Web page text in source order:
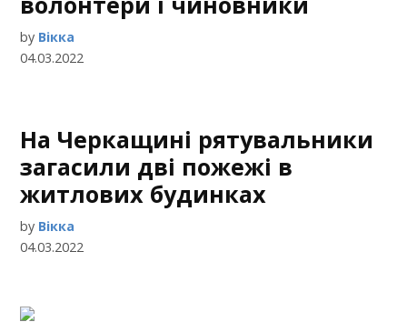
by Вікка
04.03.2022
На Черкащині рятувальники
загасили дві пожежі в
житлових будинках
by Вікка
04.03.2022